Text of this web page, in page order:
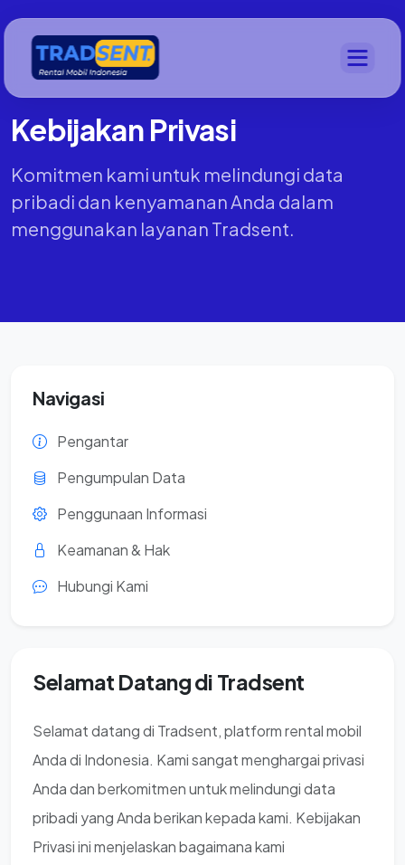
Kebijakan Privasi
Komitmen kami untuk melindungi data
pribadi dan kenyamanan Anda dalam
menggunakan layanan Tradsent.
Navigasi
Pengantar
Pengumpulan Data
Penggunaan Informasi
Keamanan & Hak
Hubungi Kami
Selamat Datang di Tradsent
Selamat datang di Tradsent, platform rental mobil
Anda di Indonesia. Kami sangat menghargai privasi
Anda dan berkomitmen untuk melindungi data
pribadi yang Anda berikan kepada kami. Kebijakan
Privasi ini menjelaskan bagaimana kami